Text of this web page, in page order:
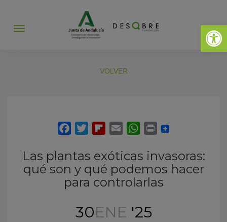
Abrir
Abrir
VOLVER
Las plantas exóticas invasoras:
qué son y qué podemos hacer
para controlarlas
30ENE '25